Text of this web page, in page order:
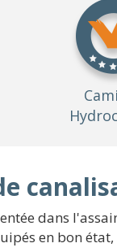
dans
en bon